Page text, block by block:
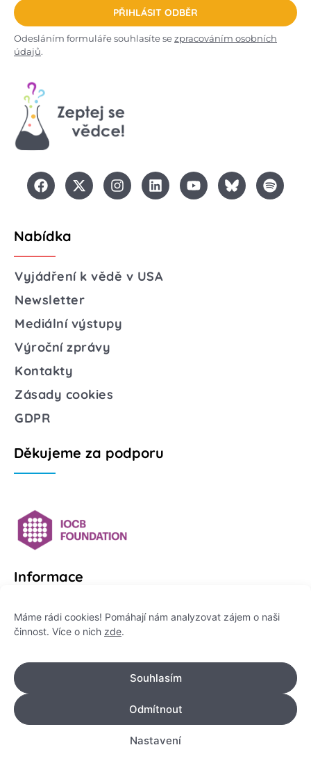
Máme rádi cookies! Pomáhají nám analyzovat zájem o naši
činnost. Více o nich zde.
Souhlasím
Odmítnout
Nastavení
PŘIHLÁSIT ODBĚR
Odesláním formuláře souhlasíte sezpracováním osobních
údajů.
Nabídka
Vyjádření k vědě v USA
Newsletter
Mediální výstupy
Výroční zprávy
Kontakty
Zásady cookies
GDPR
Děkujeme za podporu
Informace
Platformu Zeptej se vědce provozuje:
IČO: 178 47 389
Flemingovo náměstí 542/2,
Dejvice, 160 00 Praha 6
info@zeptejsevedce.cz